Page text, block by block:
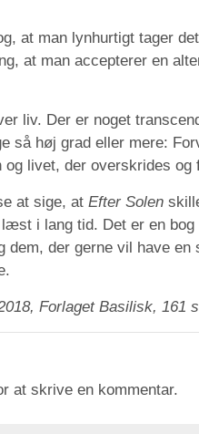
at man lynhurtigt tager
at man accepterer en
liv. Der er noget
så høj grad eller mere:
og livet, der overskrides og
at sige, at Efter Solen
i lang tid. Det er en
dem, der gerne vil have
Forlaget Basilisk, 161
at skrive en kommentar.